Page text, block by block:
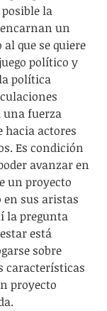
la
un
que se quiere
político y
política
una fuerza
hacia actores
Es condición
avanzar en
un proyecto
sus aristas
la pregunta
está
sobre
características
proyecto